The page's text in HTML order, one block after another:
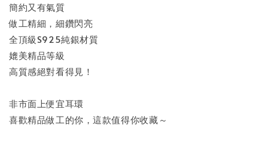
簡約又有氣質
做工精細，細鑽閃亮
全頂級S925純銀材質
媲美精品等級
高質感絕對看得見！
非市面上便宜耳環
喜歡精品做工的你，這款值得你收藏～